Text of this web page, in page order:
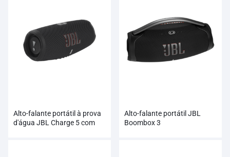
Alto-falante portátil à prova
d'água JBL Charge 5 com
Alto-falante portátil JBL
Boombox 3